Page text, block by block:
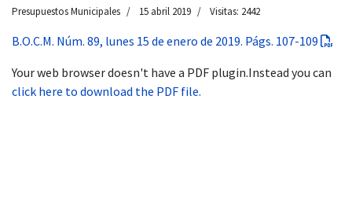
Presupuestos Municipales 15 abril 2019 Visitas: 2442
B.O.C.M. Núm. 89, lunes 15 de enero de 2019. Págs. 107-109
Your web browser doesn't have a PDF plugin.Instead you can
click here to download the PDF file.